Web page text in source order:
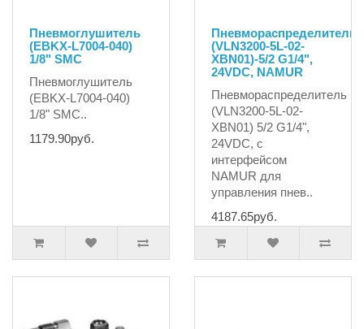
Пневмоглушитель
(EBKX-L7004-040)
1/8" SMC
Пневмоглушитель
(EBKX-L7004-040)
1/8" SMC..
1179.90руб.
Пневмораспределитель
(VLN3200-5L-02-
XBN01)-5/2 G1/4",
24VDC, NAMUR
Пневмораспределитель
(VLN3200-5L-02-
XBN01) 5/2 G1/4",
24VDC, с
интерфейсом
NAMUR для
управления пнев..
4187.65руб.